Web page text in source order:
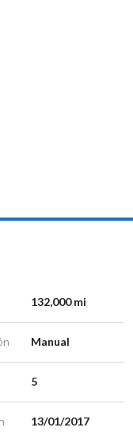
132,000 mi
Manual
5
13/01/2017